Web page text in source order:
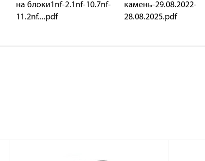
на блоки1nf-2.1nf-10.7nf-
11.2nf....pdf
камень-29.08.2022-
28.08.2025.pdf